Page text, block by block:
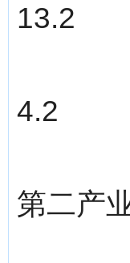
13.2
4.2
第二产